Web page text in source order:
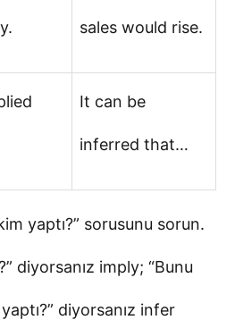
sales would rise.
It can be
inferred that…
yaptı?” sorusunu sorun.
diyorsanız imply; “Bunu
diyorsanız infer